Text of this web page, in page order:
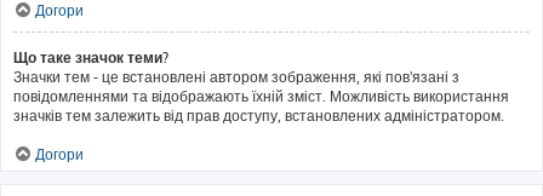
Догори
Що таке значок теми?
Значки тем - це встановлені автором зображення, які пов'язані з
повідомленнями та відображають їхній зміст. Можливість використання
значків тем залежить від прав доступу, встановлених адміністратором.
Догори